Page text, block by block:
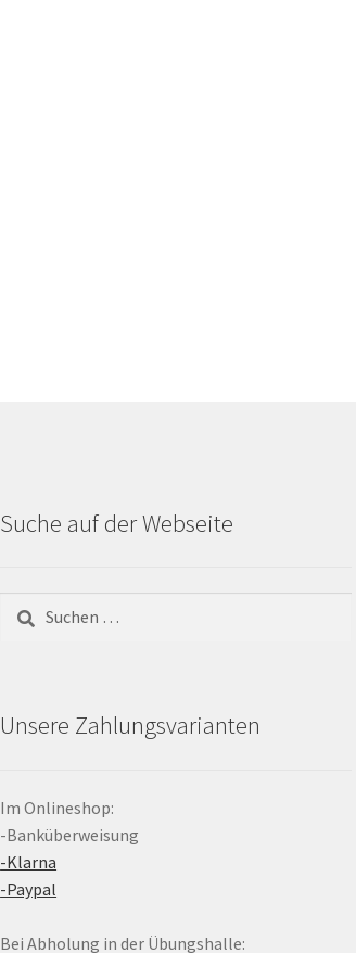
Suche auf der Webseite
nach:
Unsere Zahlungsvarianten
Im Onlineshop:
-Banküberweisung
-Klarna
-Paypal
Bei Abholung in der Übungshalle: